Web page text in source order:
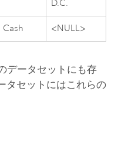
D.C.
Cash <NULL>
データセットにも存
タセットにはこれらの